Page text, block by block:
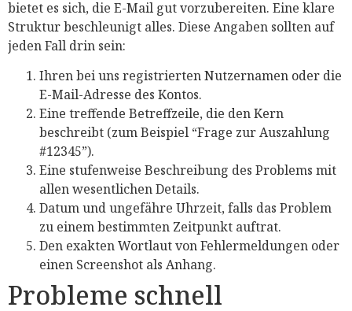
bietet es sich, die E-Mail gut vorzubereiten. Eine klare
Struktur beschleunigt alles. Diese Angaben sollten auf
jeden Fall drin sein:
Ihren bei uns registrierten Nutzernamen oder die
E-Mail-Adresse des Kontos.
Eine treffende Betreffzeile, die den Kern
beschreibt (zum Beispiel “Frage zur Auszahlung
#12345”).
Eine stufenweise Beschreibung des Problems mit
allen wesentlichen Details.
Datum und ungefähre Uhrzeit, falls das Problem
zu einem bestimmten Zeitpunkt auftrat.
Den exakten Wortlaut von Fehlermeldungen oder
einen Screenshot als Anhang.
Probleme schnell